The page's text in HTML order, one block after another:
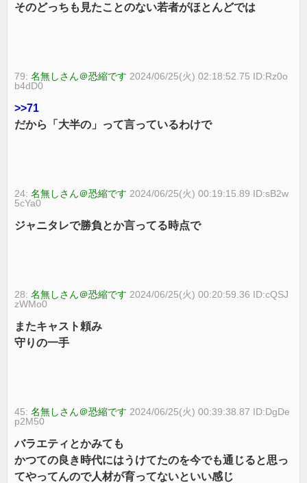
そのどっちも見たことのない若者がほとんどでは
79:名無しさん＠恐縮です 2024/06/25(火) 02:18:52.75 ID:Rz0o
b4dD0
>>71
だから「大半の」って言っているわけで
24:名無しさん＠恐縮です 2024/06/25(火) 00:19:15.89 ID:sB2w
5cYa0
ジャニタレで勝負とか言ってる時点で
28:名無しさん＠恐縮です 2024/06/25(火) 00:20:59.36 ID:cQSJ
zWMo0
またキャスト頼み
守りの一手
45:名無しさん＠恐縮です 2024/06/25(火) 00:39:38.87 ID:DgDe
p2M50
バラエティとかみても
かつての良き時代にはうけてたのを今でも通じると思っ
てやってんので人材が育ってないといい感じ